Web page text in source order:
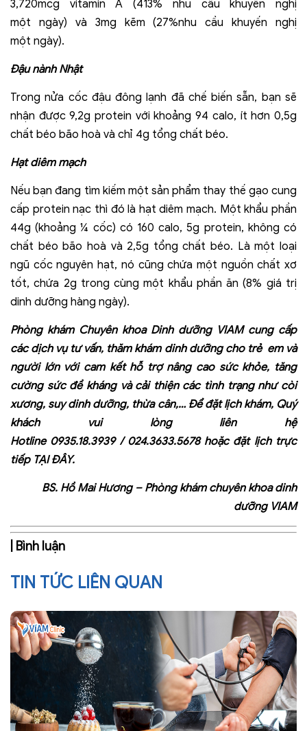
3,720mcg vitamin A (413% nhu cầu khuyến nghị
một ngày) và 3mg kẽm (27%nhu cầu khuyến nghị
một ngày).
Đậu nành Nhật
Trong nửa cốc đậu đông lạnh đã chế biến sẵn, bạn sẽ
nhận được 9,2g protein với khoảng 94 calo, ít hơn 0,5g
chất béo bão hoà và chỉ 4g tổng chất béo.
Hạt diêm mạch
Nếu bạn đang tìm kiếm một sản phẩm thay thế gạo cung
cấp protein nạc thì đó là hạt diêm mạch. Một khẩu phần
44g (khoảng ¼ cốc) có 160 calo, 5g protein, không có
chất béo bão hoà và 2,5g tổng chất béo. Là một loại
ngũ cốc nguyên hạt, nó cũng chứa một nguồn chất xơ
tốt, chứa 2g trong cùng một khẩu phần ăn (8% giá trị
dinh dưỡng hàng ngày).
Phòng khám Chuyên khoa Dinh dưỡng VIAM cung cấp
các dịch vụ tư vấn, thăm khám dinh dưỡng cho trẻ em và
người lớn với cam kết hỗ trợ nâng cao sức khỏe, tăng
cường sức đề kháng và cải thiện các tình trạng như còi
xương, suy dinh dưỡng, thừa cân,… Để đặt lịch khám, Quý
khách vui lòng liên hệ
Hotline 0935.18.3939/ 024.3633.5678hoặc đặt lịch trực
tiếp TẠI ĐÂY.
BS. Hồ Mai Hương – Phòng khám chuyên khoa dinh
dưỡng VIAM
| Bình luận
TIN TỨC LIÊN QUAN